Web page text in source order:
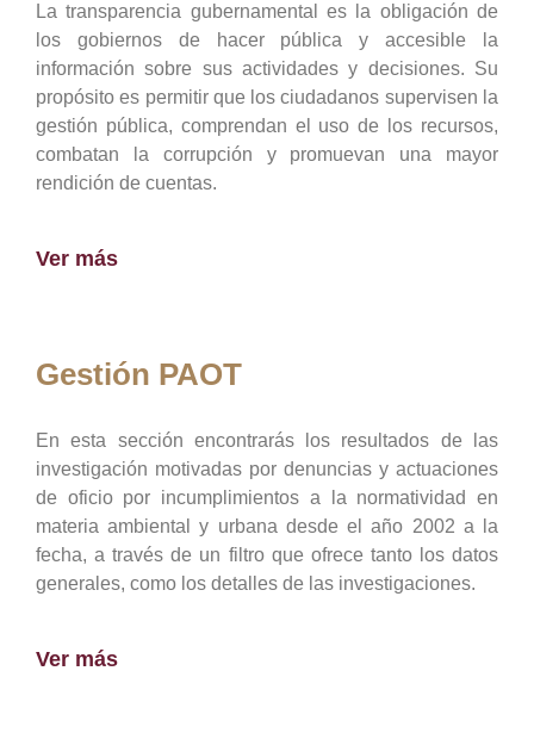
La transparencia gubernamental es la obligación de
los gobiernos de hacer pública y accesible la
información sobre sus actividades y decisiones. Su
propósito es permitir que los ciudadanos supervisen la
gestión pública, comprendan el uso de los recursos,
combatan la corrupción y promuevan una mayor
rendición de cuentas.
Ver más
Gestión PAOT
En esta sección encontrarás los resultados de las
investigación motivadas por denuncias y actuaciones
de oficio por incumplimientos a la normatividad en
materia ambiental y urbana desde el año 2002 a la
fecha, a través de un filtro que ofrece tanto los datos
generales, como los detalles de las investigaciones.
Ver más